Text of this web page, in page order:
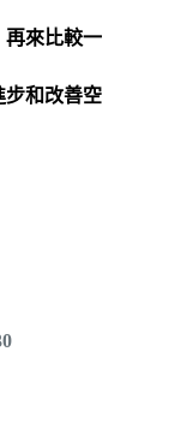
比較一
改善空